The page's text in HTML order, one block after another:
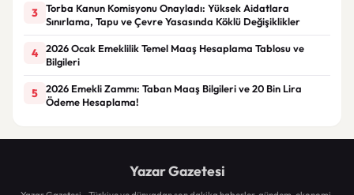
3
Torba Kanun Komisyonu Onayladı: Yüksek Aidatlara
Sınırlama, Tapu ve Çevre Yasasında Köklü Değişiklikler
4
2026 Ocak Emeklilik Temel Maaş Hesaplama Tablosu ve
Bilgileri
5
2026 Emekli Zammı: Taban Maaş Bilgileri ve 20 Bin Lira
Ödeme Hesaplama!
Yazar Gazetesi